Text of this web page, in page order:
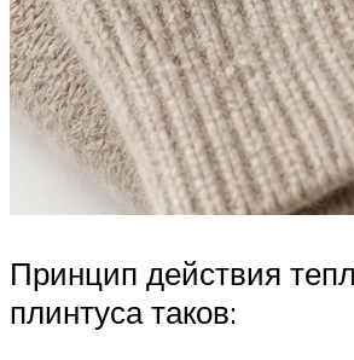
Принцип действия
плинтуса таков: